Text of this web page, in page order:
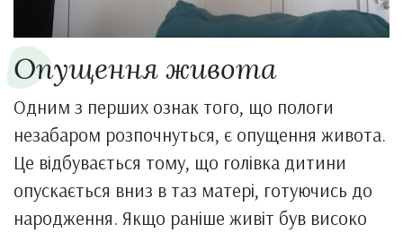
Опущення живота
Одним з перших ознак того, що пологи
незабаром розпочнуться, є опущення живота.
Це відбувається тому, що голівка дитини
опускається вниз в таз матері, готуючись до
народження. Якщо раніше живіт був високо